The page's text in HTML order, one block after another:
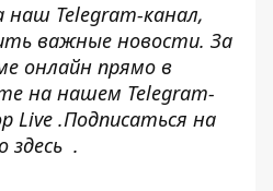
наш Telegram-канал,
важные новости. За
онлайн прямо в
на нашем Telegram-
Live .Подписаться на
здесь .